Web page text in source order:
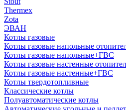
Thermex
Zota
ЭВАН
Котлы газовые
Котлы газовые напольные
Котлы газовые напольные+ГВС
Котлы газовые настенные
Котлы газовые настенные+ГВС
Котлы твердотопливные
Классические котлы
Полуавтоматические котлы